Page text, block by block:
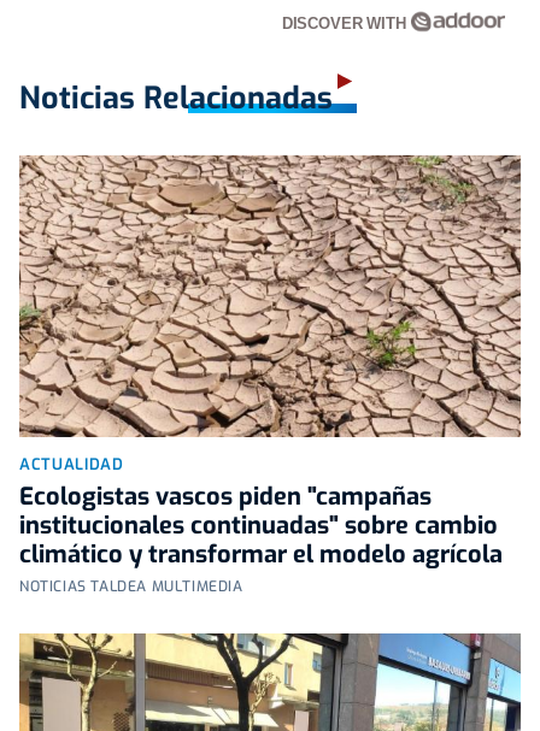
DISCOVER WITH
Noticias Relacionadas
ACTUALIDAD
Ecologistas vascos piden "campañas
institucionales continuadas" sobre cambio
climático y transformar el modelo agrícola
NOTICIAS TALDEA MULTIMEDIA